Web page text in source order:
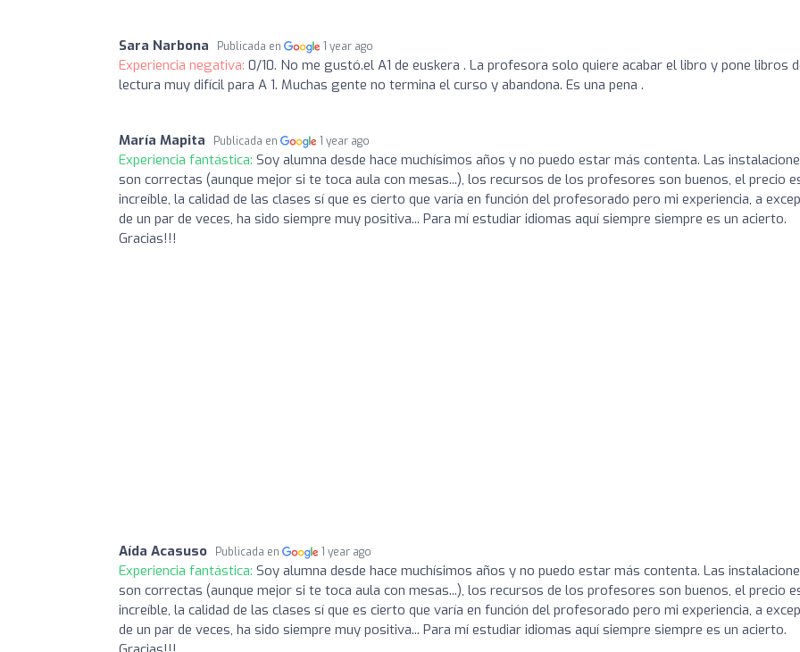
Sara Narbona Publicada en 1 year ago
Experiencia negativa: 0/10. No me gustó.el A1 de euskera . La profesora solo quiere acabar el libro y pone libros
lectura muy difícil para A 1. Muchas gente no termina el curso y abandona. Es una pena .
María Mapita Publicada en 1 year ago
Experiencia fantástica: Soy alumna desde hace muchísimos años y no puedo estar más contenta. Las
son correctas (aunque mejor si te toca aula con mesas...), los recursos de los profesores son buenos, el precio
increíble, la calidad de las clases sí que es cierto que varía en función del profesorado pero mi experiencia, a
de un par de veces, ha sido siempre muy positiva... Para mí estudiar idiomas aquí siempre siempre es un acierto.
Gracias!!!
Aída Acasuso Publicada en 1 year ago
Experiencia fantástica: Soy alumna desde hace muchísimos años y no puedo estar más contenta. Las
son correctas (aunque mejor si te toca aula con mesas...), los recursos de los profesores son buenos, el precio
increíble, la calidad de las clases sí que es cierto que varía en función del profesorado pero mi experiencia, a
de un par de veces, ha sido siempre muy positiva... Para mí estudiar idiomas aquí siempre siempre es un acierto.